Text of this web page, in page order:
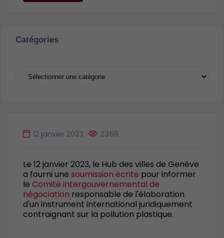
Catégories
Catégories
12 janvier 2023 2356
Le 12 janvier 2023, le Hub des villes de Genève
a fourni une soumission écrite pour informer
le Comité intergouvernemental de
négociation responsable de l'élaboration
d'un instrument international juridiquement
contraignant sur la pollution plastique.